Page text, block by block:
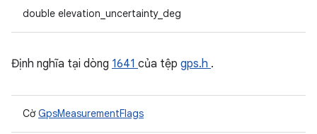
double elevation_uncertainty_deg
Định nghĩa tại dòng 1641 của tệp gps.h .
CờGpsMeasurementFlags